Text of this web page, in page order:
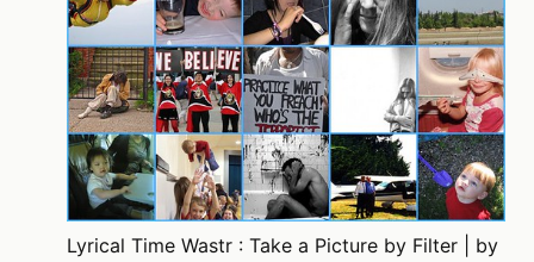
Lyrical Time Wastr : Take a Picture by Filter | by